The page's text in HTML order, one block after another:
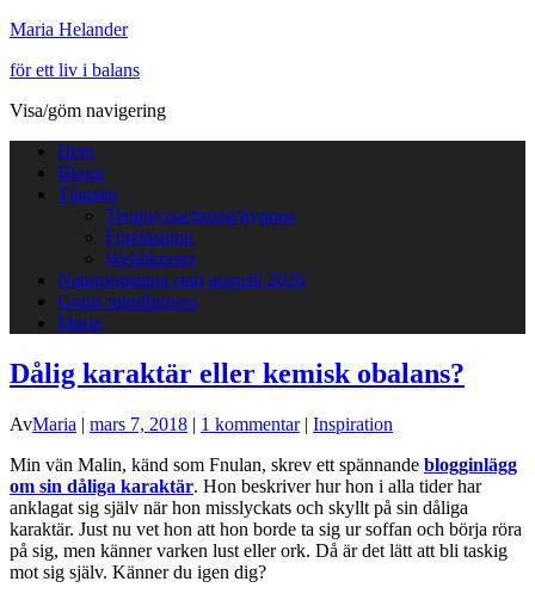
Maria Helander
för ett liv i balans
Visa/göm navigering
Hem
Blogg
Tjänster
Terapi/coachning/hypnos
Föreläsning
Webbkurser
Naturprästinna start augusti 2026
Gratis mindfulness
Maria
Dålig karaktär eller kemisk obalans?
AvMaria | mars 7, 2018 | 1 kommentar| Inspiration
Min vän Malin, känd som Fnulan, skrev ett spännande blogginlägg
om sin dåliga karaktär. Hon beskriver hur hon i alla tider har
anklagat sig själv när hon misslyckats och skyllt på sin dåliga
karaktär. Just nu vet hon att hon borde ta sig ur soffan och börja röra
på sig, men känner varken lust eller ork. Då är det lätt att bli taskig
mot sig själv. Känner du igen dig?